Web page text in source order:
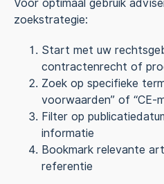
Voor optimaal gebruik
zoekstrategie:
Start met uw
contractenrecht of
Zoek op specifieke
voorwaarden” of “CE-
Filter op
informatie
Bookmark relevante
referentie